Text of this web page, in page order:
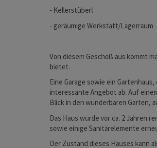
- Kellerstüberl
- geräumige Werkstatt/Lagerraum
Von diesem Geschoß aus kommt
bietet.
Eine Garage sowie ein
interessante Angebot ab. Auf
Blick in den wunderbaren Garten,
Das Haus wurde vor ca. 2 Jahren
sowie einige Sanitärelemente
Der Zustand dieses Hauses kann